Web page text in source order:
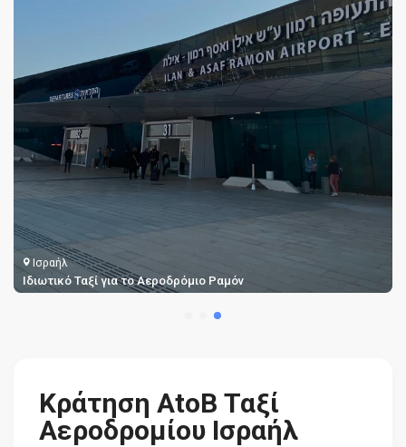
Ισραήλ
Ιδιωτικό Ταξί για το Αεροδρόμιο Ραμόν
Κράτηση AtoB Ταξί
Αεροδρομίου Ισραήλ